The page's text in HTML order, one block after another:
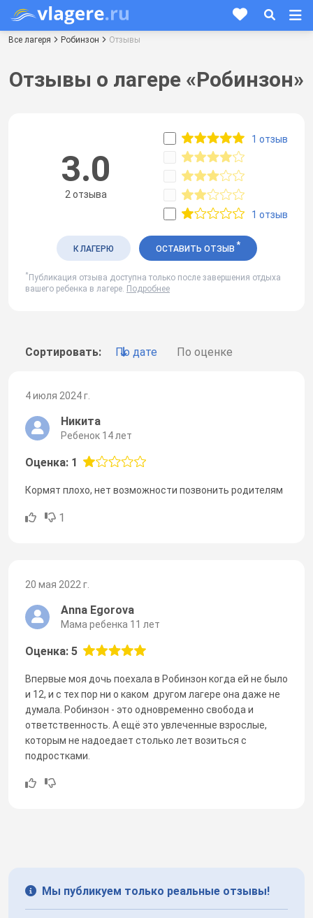
Все лагеря Робинзон Отзывы
Отзывы о лагере «Робинзон»
Сортировать: По дате По оценке
4 июля 2024 г.
Никита
Ребенок 14 лет
Оценка: 1
Кормят плохо, нет возможности позвонить родителям
1
20 мая 2022 г.
Anna Egorova
Мама ребенка 11 лет
Оценка: 5
Впервые моя дочь поехала в Робинзон когда ей не было
и 12, и с тех пор ни о каком другом лагере она даже не
думала. Робинзон - это одновременно свобода и
ответственность. А ещё это увлеченные взрослые,
которым не надоедает столько лет возиться с
подростками.
3.0
2 отзыва
1 отзыв
1 отзыв
К ЛАГЕРЮ ОСТАВИТЬ ОТЗЫВ *
* Публикация отзыва доступна только после завершения отдыха
вашего ребенка в лагере. Подробнее
Мы публикуем только реальные отзывы!